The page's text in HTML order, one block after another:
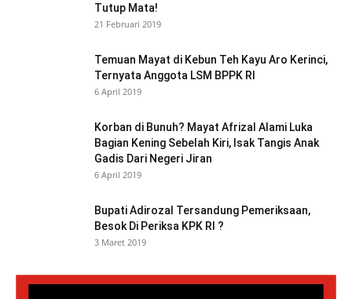
Tutup Mata!
21 Februari 2019
Temuan Mayat di Kebun Teh Kayu Aro Kerinci,
Ternyata Anggota LSM BPPK RI
6 April 2019
Korban di Bunuh? Mayat Afrizal Alami Luka
Bagian Kening Sebelah Kiri, Isak Tangis Anak
Gadis Dari Negeri Jiran
6 April 2019
Bupati Adirozal Tersandung Pemeriksaan,
Besok Di Periksa KPK RI ?
3 Maret 2019